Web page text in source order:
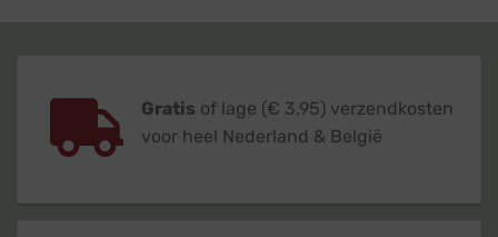
Gratis of lage (€ 3,95) verzendkosten
voor heel Nederland & België